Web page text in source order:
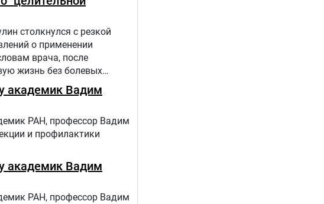
столкнулся с резкой
о применении
врача, после
жизнь без болевых
сетях. На фоне
закрыт и переименован.
академик Вадим
РАН, профессор Вадим
и профилактики
академик Вадим
РАН, профессор Вадим